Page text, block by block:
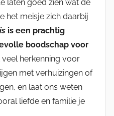
laten goed zien wat de
het meisje zich daarbij
is een prachtig
boodschap voor
herkenning voor
met verhuizingen of
en laat ons weten
liefde en familie je